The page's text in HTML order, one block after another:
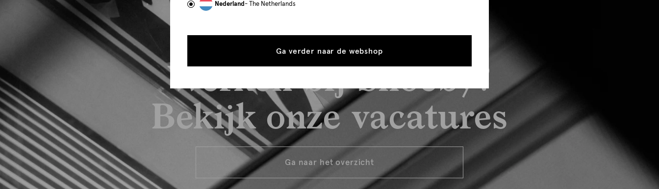
Werken bij Shoeby?
Bekijk onze vacatures
Ga naar het overzicht
Nederland- The Netherlands
Ga verder naar de webshop